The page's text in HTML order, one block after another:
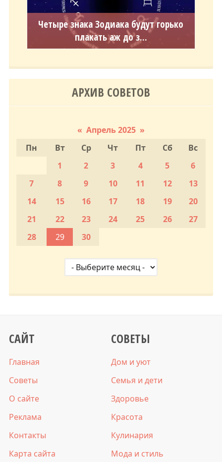
Четыре знака Зодиака будут горько
плакать аж до з...
АРХИВ СОВЕТОВ
« Апрель 2025 »
Пн
Вт Ср Чт Пт Сб
Вс
1
2 3 4 5
6
7
8 9 10 11 12
13
14
15 16 17 18 19
20
21
22 23 24 25 26
27
28
29 30
САЙТ
Главная
Советы
О сайте
Реклама
Контакты
Карта сайта
СОВЕТЫ
Дом и уют
Семья и дети
Здоровье
Красота
Кулинария
Мода и стиль